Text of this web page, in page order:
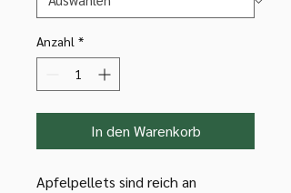
Anzahl *
In den Warenkorb
Apfelpellets sind reich an